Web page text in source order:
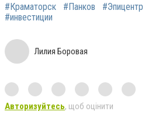
#Краматорск #Панков #Эпицентр
#инвестиции
Лилия Боровая
Авторизуйтесь, щоб оцінити